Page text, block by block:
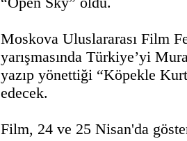
Moskova Uluslararası Film
yarışmasında Türkiye’yi
yazıp yönettiği “Köpekle
edecek.
Film, 24 ve 25 Nisan'da